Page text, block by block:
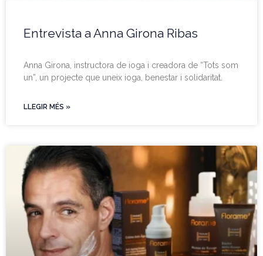
Entrevista a Anna Girona Ribas
Anna Girona, instructora de ioga i creadora de “Tots som
un”, un projecte que uneix ioga, benestar i solidaritat.
LLEGIR MÉS »